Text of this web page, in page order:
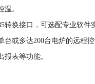
温。
转换接口，可选配专业软件
台或多达200台电炉的远程
报表等功能。